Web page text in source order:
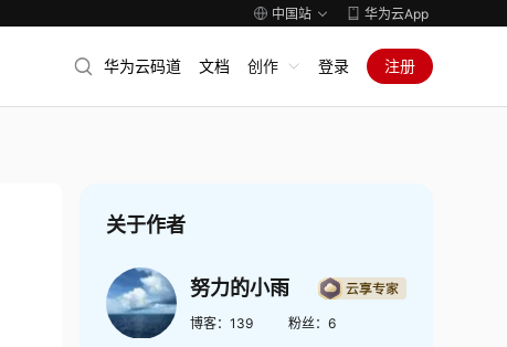
中国站 华为云App
华为云码道 文档 创作 登录 注册
关于作者
努力的小雨
博客： 139 粉丝： 6